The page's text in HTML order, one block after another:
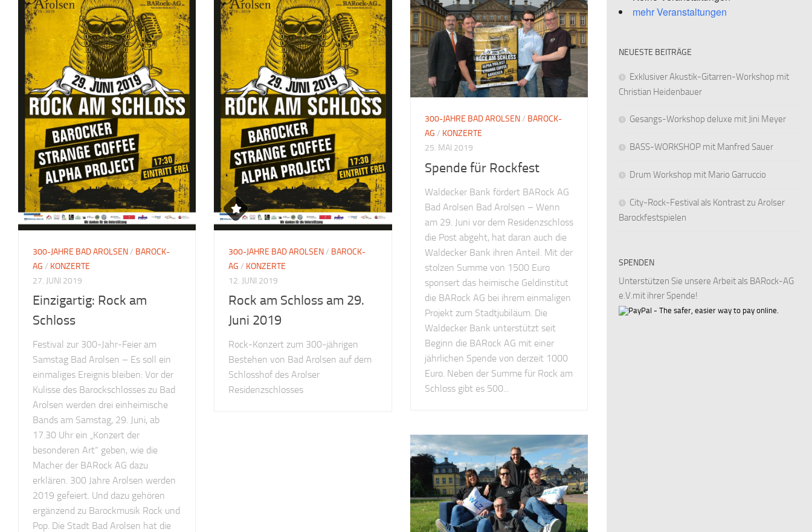
300-JAHRE BAD AROLSEN/ BAROCK-
AG / KONZERTE
27. JUNI 2019
Einzigartig: Rock am
Schloss
Festival zur 300-Jahr-Feier am
Samstag Bad Arolsen – Es soll ein
einmaliges Ereignis bleiben: Vor der
Kulisse des Barockschlosses zu Bad
Arolsen werden drei einheimische
Bands am Samstag, 29. Juni, ab
17.30 Uhr ein „Konzert der
besonderen Art“ geben, wie die
Macher der BARock AG dazu
erklären. 300 Jahre Arolsen werden
2019 gefeiert. Und dazu gehören
ergänzend zu Barockmusik Rock und
Pop. Die Stadt Bad Arolsen hat die
300-JAHRE BAD AROLSEN/ BAROCK-
AG / KONZERTE
12. JUNI 2019
Rock am Schloss am 29.
Juni 2019
Rock-Konzert zum 300-jährigen
Bestehen von Bad Arolsen auf dem
Schlosshof des Arolser
Residenzschlosses
300-JAHRE BAD AROLSEN/ BAROCK-
AG / KONZERTE
25. MAI 2019
Spende für Rockfest
Waldecker Bank fördert BARock AG
Bad Arolsen Bad Arolsen – Wenn
am 29. Juni vor dem Residenzschloss
die Post abgeht, hat daran auch die
Waldecker Bank ihren Anteil. Mit der
stolzen Summe von 1500 Euro
sponsert das heimische Geldinstitut
die BARock AG bei ihrem einmaligen
Projekt zum Stadtjubiläum. Die
Waldecker Bank unterstützt seit
Beginn die BARock AG mit einer
jährlichen Spende von derzeit 1000
Euro. Neben der Summe für Rock am
Schloss gibt es 500...
mehr Veranstaltungen
NEUESTE BEITRÄGE
Exklusiver Akustik-Gitarren-Workshop mit
Christian Heidenbauer
Gesangs-Workshop deluxe mit Jini Meyer
BASS-WORKSHOP mit Manfred Sauer
Drum Workshop mit Mario Garruccio
City-Rock-Festival als Kontrast zu Arolser
Barockfestspielen
SPENDEN
Unterstützen Sie unsere Arbeit als BARock-AG
e.V.mit ihrer Spende!